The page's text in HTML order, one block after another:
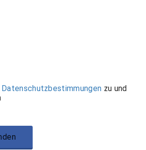
Datenschutzbestimmungen zu und